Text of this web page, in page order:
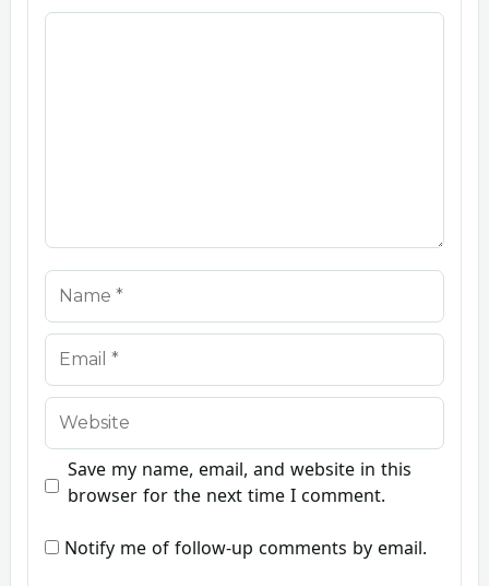
Comment
Name
Email
Website
Save my name, email, and website in this
browser for the next time I comment.
Notify me of follow-up comments by email.